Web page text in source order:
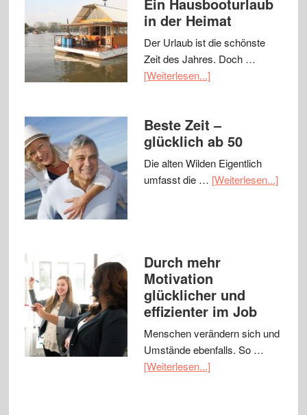
Ein Hausbooturlaub
in der Heimat
Der Urlaub ist die schönste
Zeit des Jahres. Doch …
[Weiterlesen...]
Beste Zeit –
glücklich ab 50
Die alten Wilden Eigentlich
umfasst die … [Weiterlesen...]
Durch mehr
Motivation
glücklicher und
effizienter im Job
Menschen verändern sich und
Umstände ebenfalls. So …
[Weiterlesen...]